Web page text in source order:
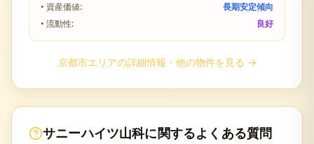
• 資産価値:
長期安定傾向
• 流動性:
良好
京都市エリアの詳細情報・他の物件を見る →
サニーハイツ山科に関するよくある質問